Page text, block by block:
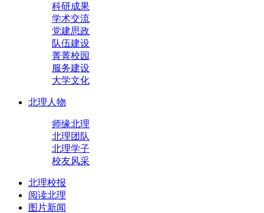
科研成果
学术交流
党建思政
队伍建设
菁菁校园
服务建设
大学文化
北理人物
师缘北理
北理团队
北理学子
校友风采
北理校报
阅读北理
图片新闻